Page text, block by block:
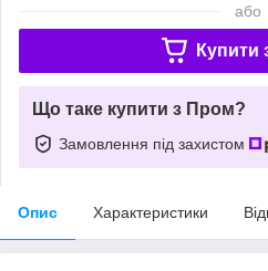
або
Купити
Що таке купити з Пром?
Замовлення під захистом
Опис Характеристики